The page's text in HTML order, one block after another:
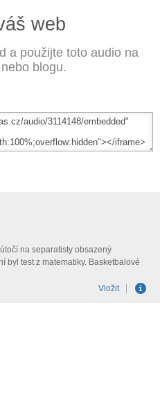
web
a použijte toto audio na
blogu.